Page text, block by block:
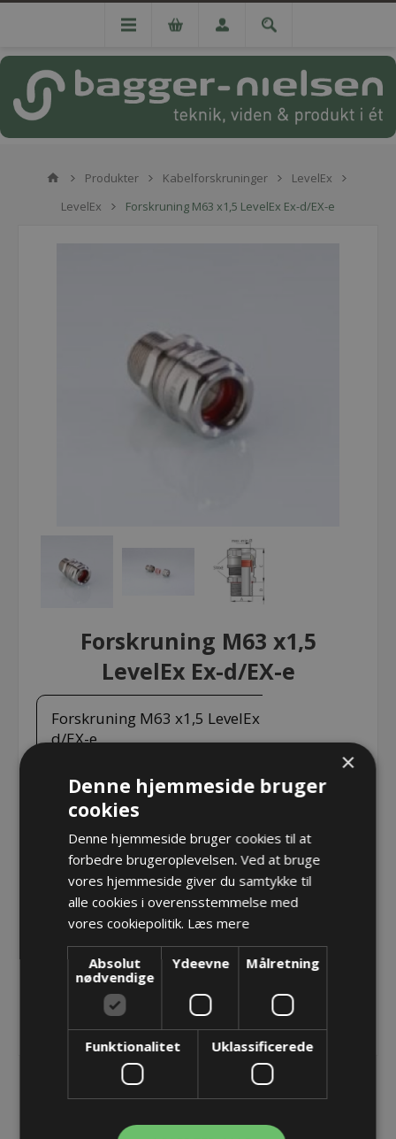
Produkter Kabelforskruninger
LevelEx
LevelEx
Forskruning M63 x1,5 LevelEx Ex-d/EX-e
Forskruning M63 x1,5
LevelEx Ex-d/EX-e
Forskruning M63 x1,5 LevelEx Ex-
d/EX-e
Forskruning M63 x1,5 LevelEx Ex-d/EX-e
Varenr.:
PF LEX 263VA/316L HTS
Producent:
Pflitsch GmbH & Co. KG
Opret konto for at se priser
KØB
BESKRIVELSE
×
Denne hjemmeside bruger
cookies
Denne hjemmeside bruger cookies til at
forbedre brugeroplevelsen. Ved at bruge
vores hjemmeside giver du samtykke til
alle cookies i overensstemmelse med
vores cookiepolitik. Læs mere
Absolut
nødvendige
Ydeevne Målretning
Funktionalitet Uklassificerede